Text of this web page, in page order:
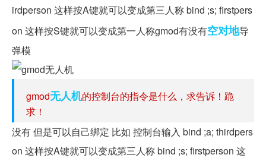
irdperson 这样按A键就可以变成第三人称 bind ;s; firstpers
on 这样按S键就可以变成第一人称gmod有没有空对地导
弹模
gmod无人机的控制台的指令是什么，求告诉！跪
求！
没有 但是可以自己绑定 比如 控制台输入 bind ;a; thirdpers
on 这样按A键就可以变成第三人称 bind ;s; firstperson 这